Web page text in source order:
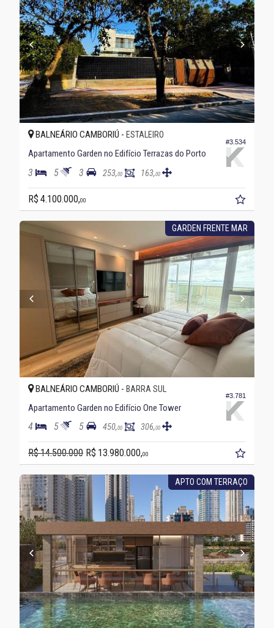
#3.534
BALNEÁRIO CAMBORIÚ - ESTALEIRO
Apartamento Garden no Edifício Terrazas do Porto
3 5 3 253,00 163,00
R$ 4.100.000,00
GARDEN FRENTE MAR
#3.781
BALNEÁRIO CAMBORIÚ - BARRA SUL
Apartamento Garden no Edifício One Tower
4 5 5 450,00 306,00
R$ 14.500.000 R$ 13.980.000,00
APTO COM TERRAÇO